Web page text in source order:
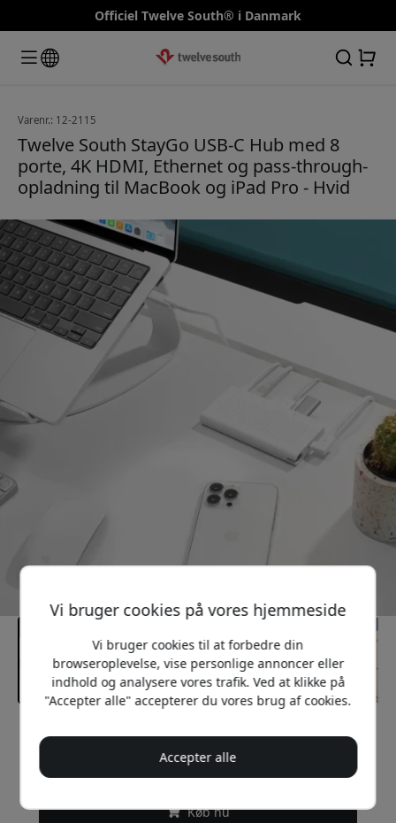
Officiel Twelve South® i Danmark
Varenr.: 12-2115
Twelve South StayGo USB-C Hub med 8
porte, 4K HDMI, Ethernet og pass-through-
opladning til MacBook og iPad Pro - Hvid
Anbefalet pris
349 DKK
Køb nu
Vi bruger cookies på vores hjemmeside
Vi bruger cookies til at forbedre din
browseroplevelse, vise personlige annoncer eller
indhold og analysere vores trafik. Ved at klikke på
"Accepter alle" accepterer du vores brug af cookies.
Accepter alle